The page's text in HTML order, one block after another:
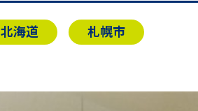
北海道 札幌市